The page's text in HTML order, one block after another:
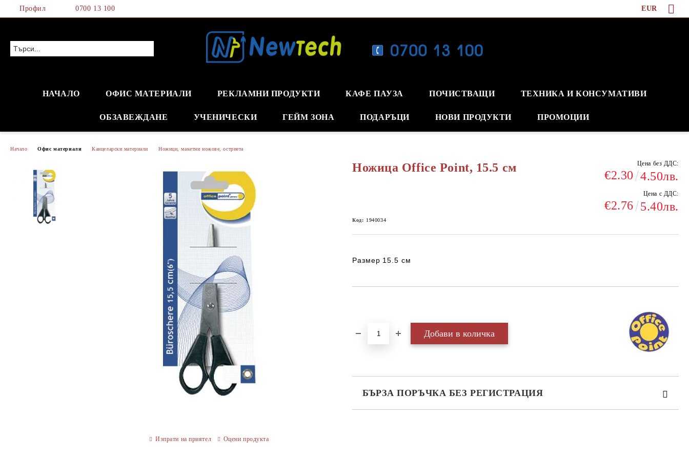
Профил 0700 13 100 EUR
НАЧАЛО ОФИС МАТЕРИАЛИ РЕКЛАМНИ ПРОДУКТИ КАФЕ ПАУЗА ПОЧИСТВАЩИ ТЕХНИКА И КОНСУМАТИВИ
ОБЗАВЕЖДАНЕ УЧЕНИЧЕСКИ ГЕЙМ ЗОНА ПОДАРЪЦИ НОВИ ПРОДУКТИ ПРОМОЦИИ
Начало Офис материали Канцеларски материали Ножици, макетни ножове, остриета
Ножица Office Point, 15.5 см Цена без ДДС:
€2.30 4.50лв.
Цена с ДДС:
€2.76 5.40лв.
Код: 1940034
Размер 15.5 см
БЪРЗА ПОРЪЧКА БЕЗ РЕГИСТРАЦИЯ
Изпрати на приятел Оцени продукта